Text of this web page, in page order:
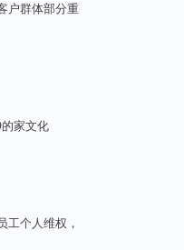
户群体部分重
家文化
工个人维权，